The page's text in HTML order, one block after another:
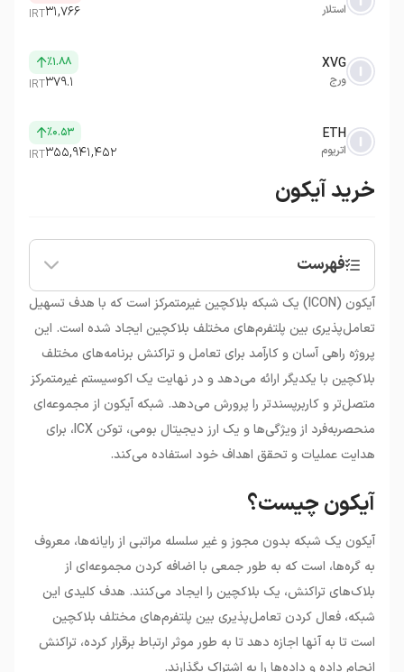
خرید آیکون
فهرست
•آیکون چیست؟
• ارز دیجیتال ICX چیست؟
•
ویژگی‌های آیکون
• کاربردها و موارد استفاده آیکون
•قیمت آیکون و عوامل موثر بر آن
•خرید آیکون: ملاحضات و نکات مهم
آیکون (ICON) یک شبکه بلاکچین غیرمتمرکز است که با هدف تسهیل
تعامل‌پذیری بین پلتفرم‌های مختلف بلاکچین ایجاد شده است. این
پروژه راهی آسان و کارآمد برای تعامل و تراکنش برنامه‌های مختلف
بلاکچین با یکدیگر ارائه می‌دهد و در نهایت یک اکوسیستم غیرمتمرکز
متصل‌تر و کاربرپسندتر را پرورش می‌دهد. شبکه آیکون از مجموعه‌ای
منحصربه‌فرد از ویژگی‌ها و یک ارز دیجیتال بومی، توکن ICX، برای
هدایت عملیات و تحقق اهداف خود استفاده می‌کند.
آیکون چیست؟
آیکون یک شبکه بدون مجوز و غیر سلسله مراتبی از رایانه‌ها، معروف
به گره‌ها، است که به طور جمعی با اضافه کردن مجموعه‌ای از
بلاک‌های تراکنش، یک بلاکچین را ایجاد می‌کنند. هدف کلیدی این
شبکه، فعال کردن تعامل‌پذیری بین پلتفرم‌های مختلف بلاکچین
است تا به آنها اجازه دهد تا به طور موثر ارتباط برقرار کرده، تراکنش
انجام داده و داده‌ها را به اشتراک بگذارند.
استلار ۳۱,۷۶۶IRT
XVG
ورج
٪۱.۸۸
۳۷۹.۱IRT
ETH
اتریوم
٪۰.۵۳
۳۵۵,۹۴۱,۴۵۲IRT